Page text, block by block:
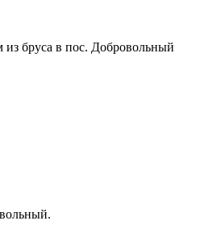
бруса в пос. Добровольный